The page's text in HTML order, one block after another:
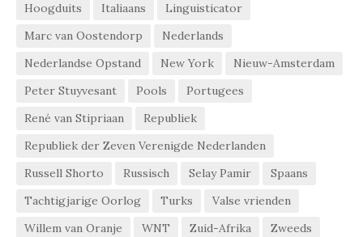
Hoogduits
Italiaans
Linguisticator
Marc van Oostendorp
Nederlands
Nederlandse Opstand
New York
Nieuw-Amsterdam
Peter Stuyvesant
Pools
Portugees
René van Stipriaan
Republiek
Republiek der Zeven Verenigde Nederlanden
Russell Shorto
Russisch Selay Pamir
Spaans
Tachtigjarige Oorlog
Turks
Valse vrienden
Willem van Oranje
WNT Zuid-Afrika Zweeds